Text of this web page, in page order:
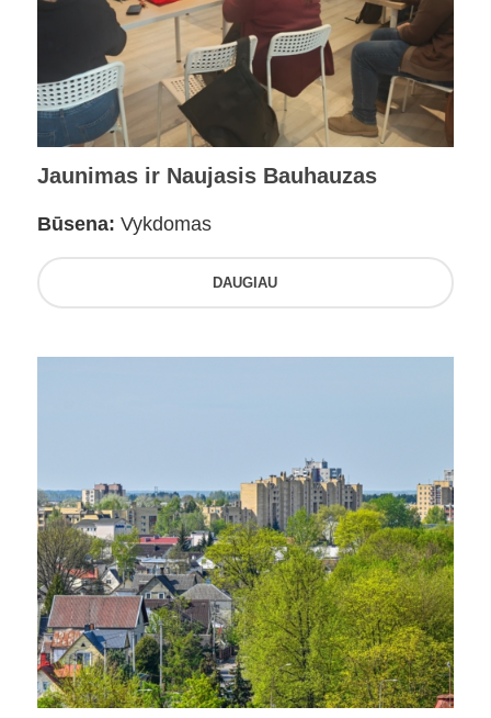
Jaunimas ir Naujasis Bauhauzas
Būsena: Vykdomas
DAUGIAU